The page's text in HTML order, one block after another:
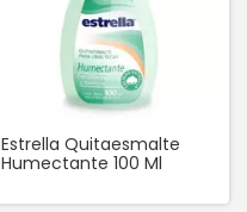
Estrella Quitaesmalte
Humectante 100 Ml